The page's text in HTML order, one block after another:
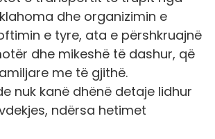
dhe organizimin e
e tyre, ata e përshkruajnë
dhe mikeshë të dashur, që
me të gjithë.
nuk kanë dhënë detaje lidhur
ndërsa hetimet